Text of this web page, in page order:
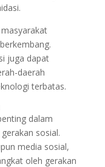
juga dapat
daerah
terbatas.
dalam
sosial.
media sosial,
oleh gerakan